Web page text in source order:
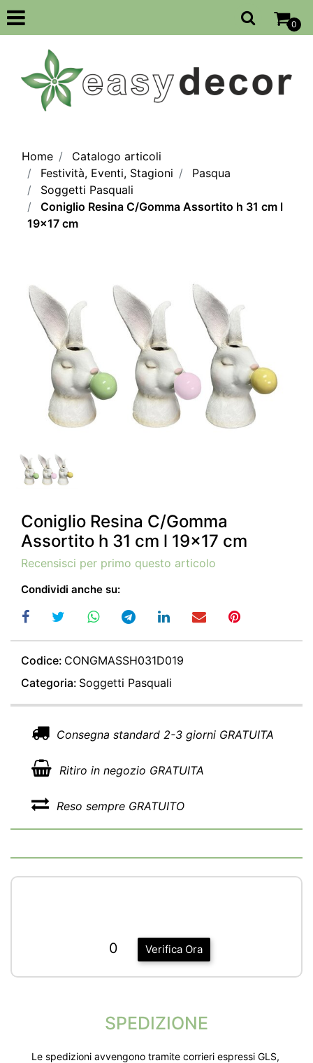
Open
0
Home
Catalogo articoli
Festività, Eventi, Stagioni
Pasqua
Soggetti Pasquali
Coniglio Resina C/Gomma Assortito h 31 cm l
19x17 cm
Coniglio Resina C/Gomma
Assortito h 31 cm l 19x17 cm
Recensisci per primo questo articolo
Condividi anche su:
Codice: CONGMASSH031D019
Categoria: Soggetti Pasquali
Consegna standard 2-3 giorni GRATUITA
Ritiro in negozio GRATUITA
Reso sempre GRATUITO
Verifica Ora
0
SPEDIZIONE
Le spedizioni avvengono tramite corrieri espressi GLS,